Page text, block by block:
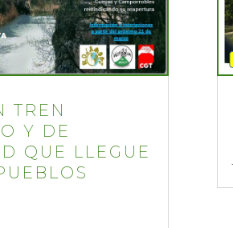
TREN
Y DE
QUE LLEGUE